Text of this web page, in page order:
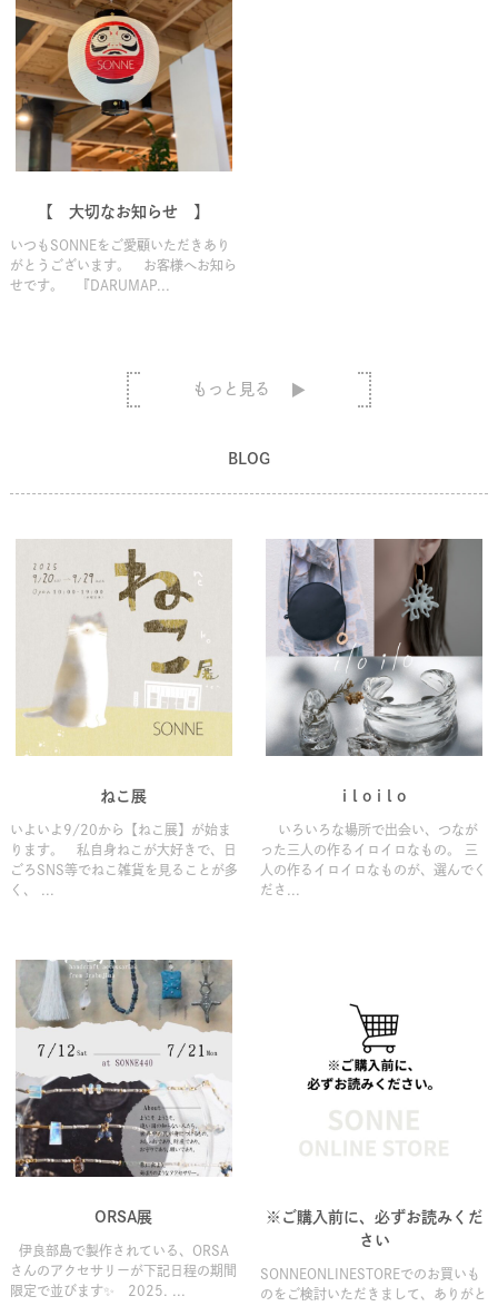
【 大切なお知らせ 】
いつもSONNEをご愛顧いただきあり
がとうございます。 お客様へお知ら
せです。 『DARUMAP...
もっと見る
BLOG
ねこ展
いよいよ9/20から【ねこ展】が始ま
ります。 私自身ねこが大好きで、日
ごろSNS等でねこ雑貨を見ることが多
く、 ...
i l o i l o
いろいろな場所で出会い、つなが
った三人の作るイロイロなもの。 三
人の作るイロイロなものが、選んでく
ださ...
ORSA展
伊良部島で製作されている、ORSA
さんのアクセサリーが下記日程の期間
限定で並びます✨ 2025. ...
※ご購入前に、必ずお読みくだ
さい
SONNEONLINESTOREでのお買いも
のをご検討いただきまして、ありがと